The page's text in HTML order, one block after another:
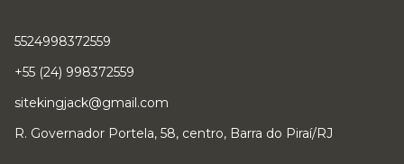
5524998372559
+55 (24) 998372559
sitekingjack@gmail.com
R. Governador Portela, 58, centro, Barra do Piraí/RJ